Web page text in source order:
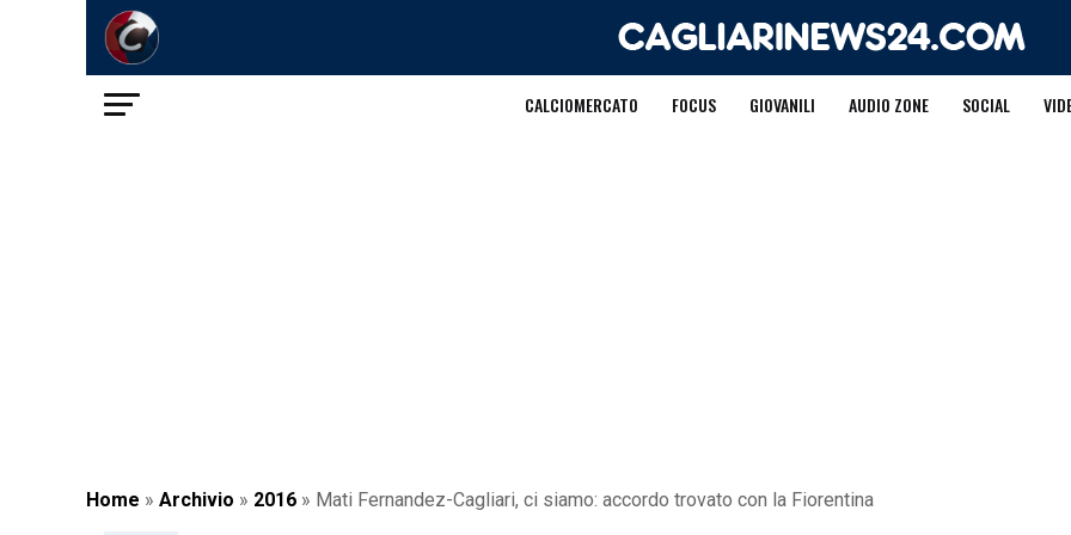
CALCIOMERCATO FOCUS GIOVANILI AUDIO ZONE SOCIAL
Home » Archivio » 2016 » Mati Fernandez-Cagliari, ci siamo: accordo trovato con la Fiorentina